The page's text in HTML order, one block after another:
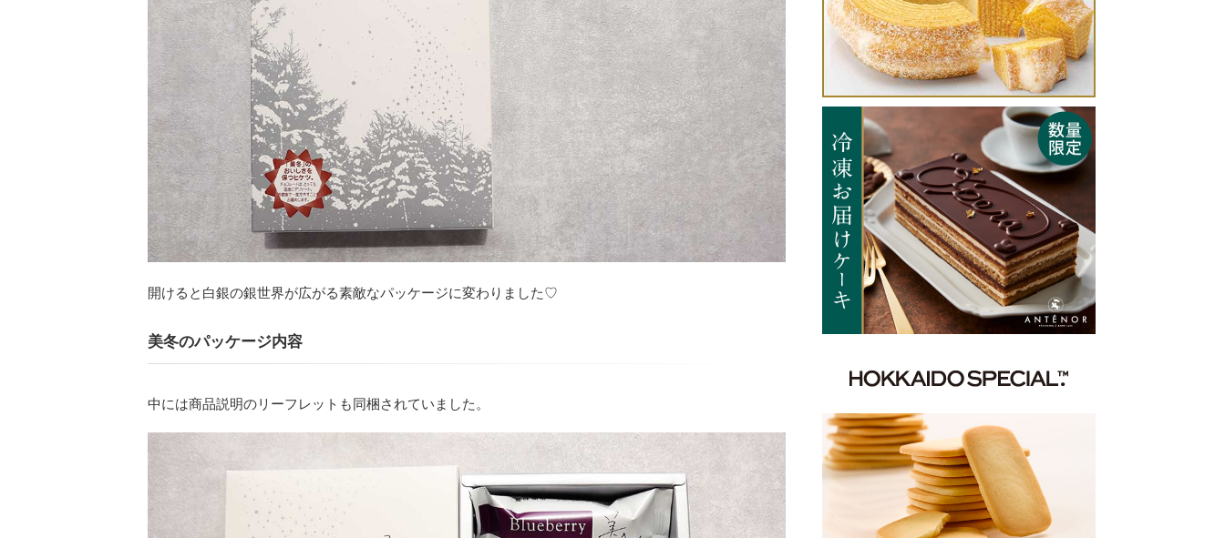
開けると白銀の銀世界が広がる素敵なパッケージに変わりました♡
美冬のパッケージ内容
中には商品説明のリーフレットも同梱されていました。